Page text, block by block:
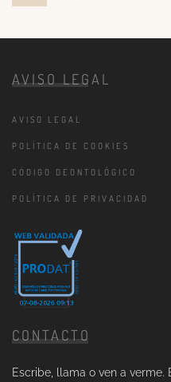
AVISO LEGAL
AVISO LEGAL
POLÍTICA DE COOKIES
CÓDIGO DEONTOLÓGICO
POLÍTICA DE PRIVACIDAD
CONTACTO
Escribe, llama o ven a